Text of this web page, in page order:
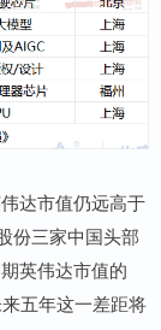
达市值仍远高于
份三家中国头部
英伟达市值的
五年这一差距将